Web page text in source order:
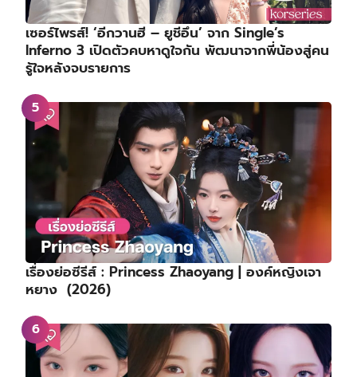
เซอร์ไพรส์! ‘อีกวานฮี – ยูชีอึน’ จาก Single’s
Inferno 3 เปิดตัวคบหาดูใจกัน พัฒนาจากพี่น้องสู่คน
รู้ใจหลังจบรายการ
เรื่องย่อซีรีส์ : Princess Zhaoyang | องค์หญิงเจา
หยาง (2026)